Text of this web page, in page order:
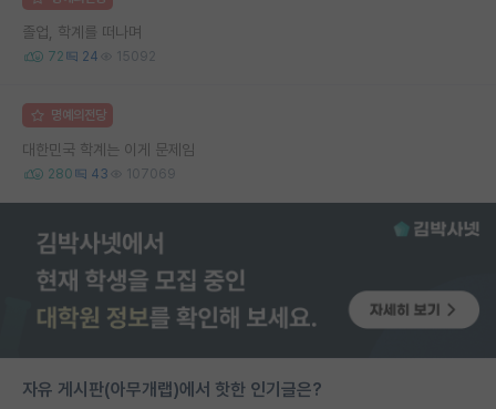
졸업, 학계를 떠나며
72 24 15092
명예의전당
대한민국 학계는 이게 문제임
280 43 107069
자유 게시판(아무개랩)에서 핫한 인기글은?